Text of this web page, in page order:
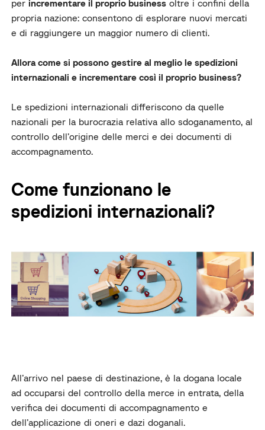
perincrementare il proprio business oltre i confini della
propria nazione: consentono di esplorare nuovi mercati
e di raggiungere un maggior numero di clienti.
Allora come si possono gestire al meglio le spedizioni
internazionali e incrementare così il proprio business?
Le spedizioni internazionali differiscono da quelle
nazionali per la burocrazia relativa allo sdoganamento, al
controllo dell’origine delle merci e dei documenti di
accompagnamento.
Come funzionano le
spedizioni internazionali?
All’arrivo nel paese di destinazione, è la dogana locale
ad occuparsi del controllo della merce in entrata, della
verifica dei documenti di accompagnamento e
dell’applicazione di oneri e dazi doganali.